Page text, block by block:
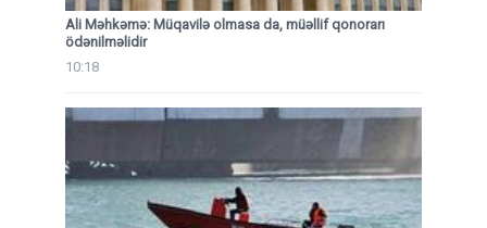
Ali Məhkəmə: Müqavilə olmasa da, müəllif qonorarı
ödənilməlidir
10:18